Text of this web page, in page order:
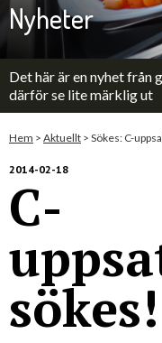
Om oss
Aktuellt
Bli medlem
Kontakt
För studenter
Nyheter
Det här är en nyhet från
därför se lite märklig ut
Hem > Aktuellt > Sökes: C-
2014-02-18
C-
sökes!